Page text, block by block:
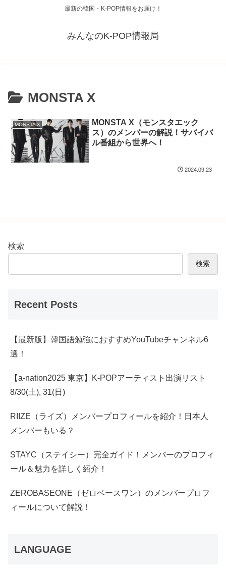
最新の韓国・K-POP情報をお届け！
みんなのK-POP情報局
MONSTA X
MONSTA X
MONSTA X（モンスタエック
ス）のメンバーの解説！サバイバ
ル番組から世界へ！
2024.09.23
検索
検索
Recent Posts
【最新版】韓国語勉強におすすめYouTubeチャンネル6
選！
【a-nation2025 東京】K-POPアーティスト出演リスト
8/30(土), 31(日)
RIIZE（ライズ）メンバープロフィールを紹介！日本人
メンバーもいる？
STAYC（ステイシー）完全ガイド！メンバーのプロフィ
ール＆魅力を詳しく紹介！
ZEROBASEONE（ゼロベースワン）のメンバープロフ
ィールについて解説！
LANGUAGE